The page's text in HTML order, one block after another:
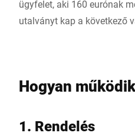
ügyfelet, aki 160 eurónak
utalványt kap a következő
Hogyan működik
1. Rendelés